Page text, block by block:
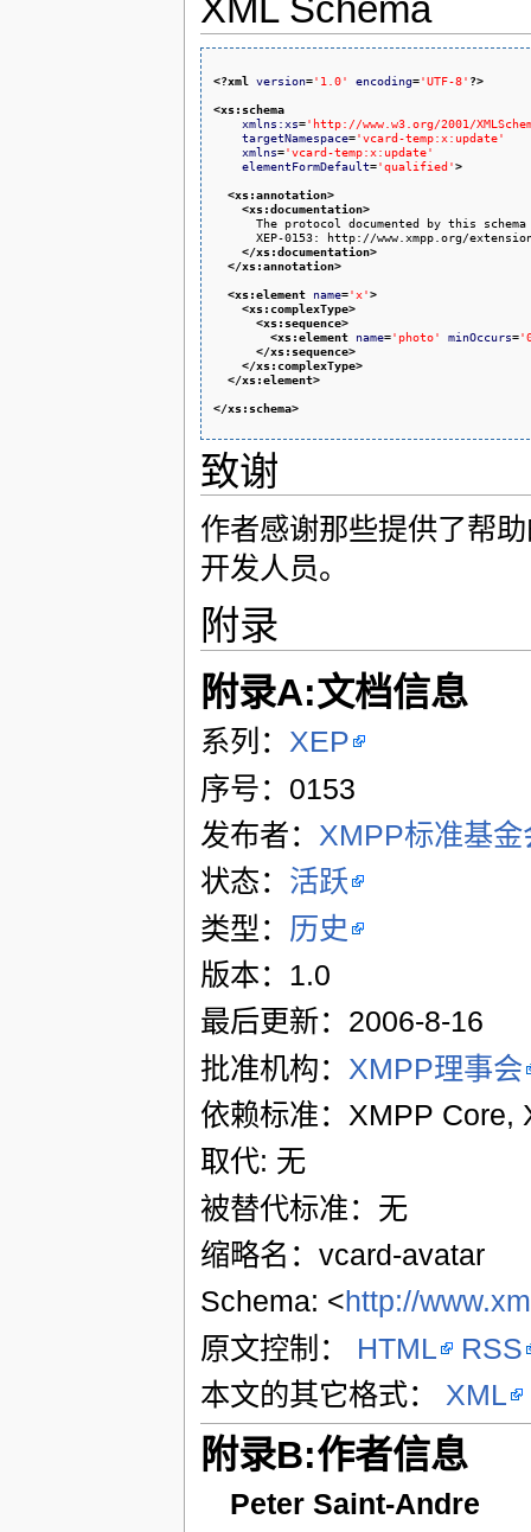
XML Schema
<?xml version='1.0' encoding='UTF-8' ?>
<xs:schema
xmlns:xs='http://www.w3.org/2001/
targetNamespace='vcard-temp:x:update'
xmlns='vcard-temp:x:update'
elementFormDefault='qualified'>
<xs:annotation>
<xs:documentation>
The protocol documented by this schema
XEP-0153: http://www.xmpp.org/
</xs:documentation>
</xs:annotation>
<xs:element name='x'>
<xs:complexType>
<xs:sequence>
<xs:element name='photo' minOccurs=
</xs:sequence>
</xs:complexType>
</xs:element>
</xs:schema>
致谢
作者感谢那些提供了帮
开发人员。
附录
附录A:文档信息
系列： XEP
序号：0153
发布者： XMPP标准基金
状态： 活跃
类型： 历史
版本：1.0
最后更新：2006-8-16
批准机构： XMPP理事会
依赖标准：XMPP Core,
取代: 无
被替代标准：无
缩略名：vcard-avatar
Schema: <http://
原文控制： HTML
RSS
本文的其它格式： XML
附录B:作者信息
Peter Saint-Andre